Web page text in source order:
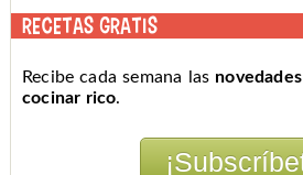
RECETAS GRATIS
Recibe cada semana las novedades
cocinar rico.